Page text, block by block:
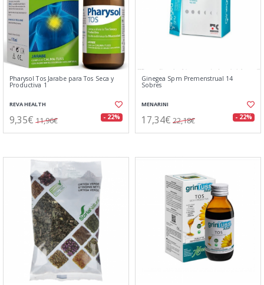
Pharysol Tos Jarabe para Tos Seca y
Productiva 1
REVA HEALTH
9,35€ 11,96€ - 22%
Ginegea Spm Premenstrual 14
Sobres
MENARINI
17,34€ 22,18€ - 22%